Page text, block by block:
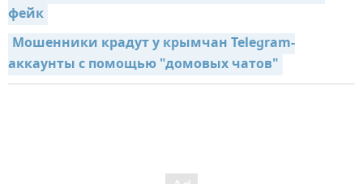
фейк
Мошенники крадут у крымчан Telegram-
аккаунты с помощью "домовых чатов"